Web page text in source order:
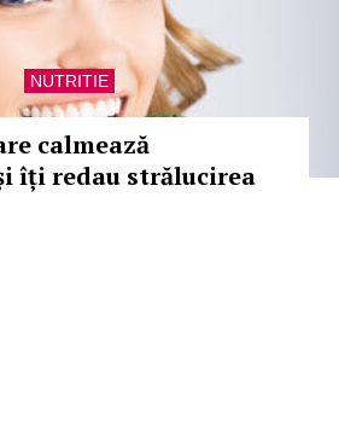
NUTRITIE
calmează
îți redau strălucirea